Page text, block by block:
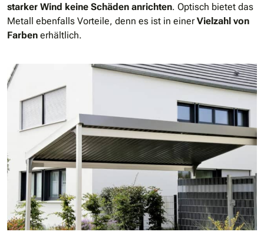
starker Wind keine Schäden anrichten. Optisch bietet das
Metall ebenfalls Vorteile, denn es ist in einerVielzahl von
Farben erhältlich.